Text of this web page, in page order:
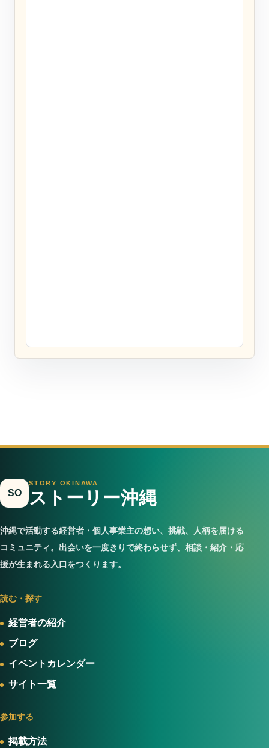
SO
STORY OKINAWA
ストーリー沖縄
沖縄で活動する経営者・個人事業主の想い、挑戦、人柄を届ける
コミュニティ。出会いを一度きりで終わらせず、相談・紹介・応
援が生まれる入口をつくります。
読む・探す
経営者の紹介
ブログ
イベントカレンダー
サイト一覧
参加する
掲載方法